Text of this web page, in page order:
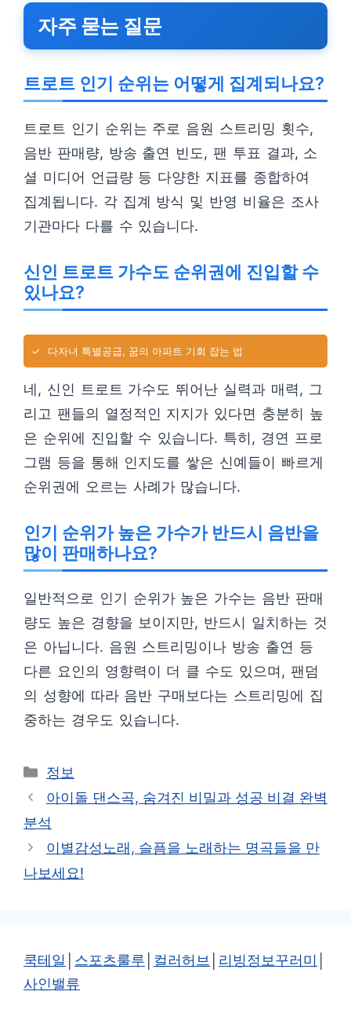
자주 묻는 질문
트로트 인기 순위는 어떻게 집계되나요?
트로트 인기 순위는 주로 음원 스트리밍 횟수,
음반 판매량, 방송 출연 빈도, 팬 투표 결과, 소
셜 미디어 언급량 등 다양한 지표를 종합하여
집계됩니다. 각 집계 방식 및 반영 비율은 조사
기관마다 다를 수 있습니다.
신인 트로트 가수도 순위권에 진입할 수
있나요?
✓ 다자녀 특별공급, 꿈의 아파트 기회 잡는 법
네, 신인 트로트 가수도 뛰어난 실력과 매력, 그
리고 팬들의 열정적인 지지가 있다면 충분히 높
은 순위에 진입할 수 있습니다. 특히, 경연 프로
그램 등을 통해 인지도를 쌓은 신예들이 빠르게
순위권에 오르는 사례가 많습니다.
인기 순위가 높은 가수가 반드시 음반을
많이 판매하나요?
일반적으로 인기 순위가 높은 가수는 음반 판매
량도 높은 경향을 보이지만, 반드시 일치하는 것
은 아닙니다. 음원 스트리밍이나 방송 출연 등
다른 요인의 영향력이 더 클 수도 있으며, 팬덤
의 성향에 따라 음반 구매보다는 스트리밍에 집
중하는 경우도 있습니다.
카
테
리
정보
아이돌 댄스곡, 숨겨진 비밀과 성공 비결 완벽
분석
이별감성노래, 슬픔을 노래하는 명곡들을 만
나보세요!
쿡테일 스포츠룰루 컬러허브 리빙정보꾸러미
사인밸류